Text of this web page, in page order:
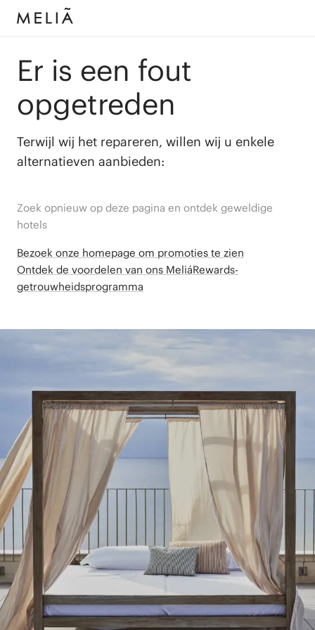
Er is een fout
opgetreden
Terwijl wij het repareren, willen wij u enkele
alternatieven aanbieden:
Zoek opnieuw op deze pagina en ontdek geweldige
hotels
Bezoek onze homepage om promoties te zien
Ontdek de voordelen van ons MeliáRewards-
getrouwheidsprogramma